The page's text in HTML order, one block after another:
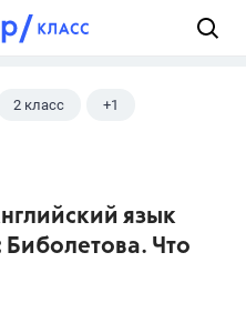
2 класс +1
язык
Биболетова. Что